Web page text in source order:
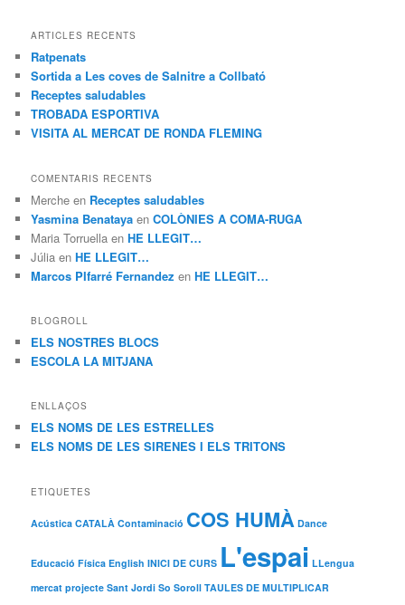
ARTICLES RECENTS
Ratpenats
Sortida a Les coves de Salnitre a Collbató
Receptes saludables
TROBADA ESPORTIVA
VISITA AL MERCAT DE RONDA FLEMING
COMENTARIS RECENTS
Merche en Receptes saludables
Yasmina Benataya enCOLÒNIES A COMA-RUGA
Maria Torruella enHE LLEGIT…
Júlia enHE LLEGIT…
Marcos PIfarré Fernandez enHE LLEGIT…
BLOGROLL
ELS NOSTRES BLOCS
ESCOLA LA MITJANA
ENLLAÇOS
ELS NOMS DE LES ESTRELLES
ELS NOMS DE LES SIRENES I ELS TRITONS
ETIQUETES
Acústica CATALÀ Contaminació COS HUMÀ Dance
Educació Física English INICI DE CURS L'espai LLengua
mercat projecte Sant Jordi So Soroll TAULES DE MULTIPLICAR